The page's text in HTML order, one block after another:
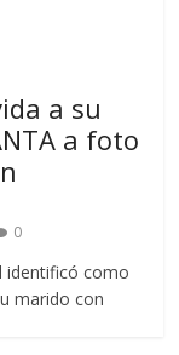
a su
a foto
0
identificó como
marido con